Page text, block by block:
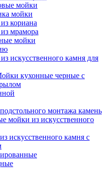
мойки
мойки
кориана
мрамора
мойки
искусственного камня для
кухонные черные с
монтажа камень
мойки из искусственного
искусственного камня с